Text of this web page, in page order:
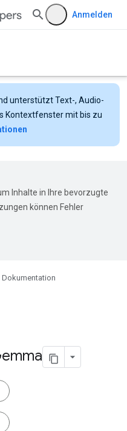
Anmelden
unterstützt Text-, Audio-
Kontextfenster mit bis zu
Inhalte in Ihre bevorzugte
können Fehler
Dokumentation